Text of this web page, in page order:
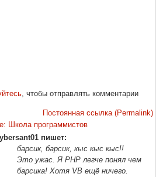
, чтобы отправлять комментарии
Постоянная ссылка (Permalink)
Школа программистов
пишет:
барсик, барсик, кыс кыс кыс!!
Это ужас. Я PHP легче понял чем
барсика! Хотя VB ещё ничего.